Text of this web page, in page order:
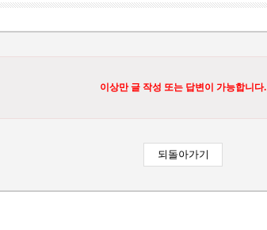
이상만 글 작성 또는 답변이 가능합니다.